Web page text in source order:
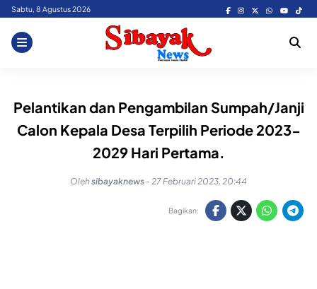
Skip
content
Sabtu, 8 Agustus 2026
Pelantikan dan Pengambilan Sumpah/Janji
Calon Kepala Desa Terpilih Periode 2023-
2029 Hari Pertama.
Olehsibayaknews - 27 Februari 2023, 20:44
Bagikan: